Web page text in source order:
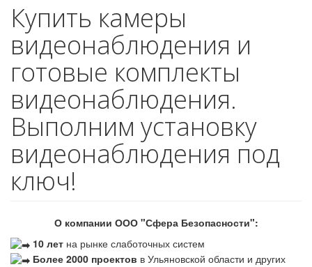
Купить камеры
видеонаблюдения и
готовые комплекты
видеонаблюдения.
Выполним установку
видеонаблюдения под
ключ!
О компании ООО "Сфера Безопасности":
10 лет на рынке слаботочных систем
Более 2000 проектов в Ульяновской области и других